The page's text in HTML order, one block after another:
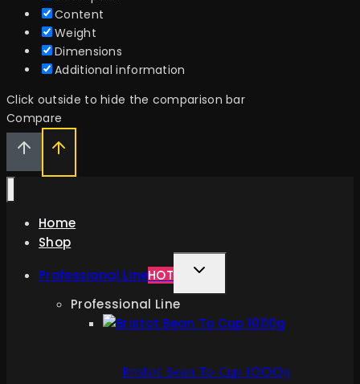
Content
Weight
Dimensions
Additional information
Click outside to hide the comparison bar
Compare
Home
Shop
Professional LineHOT
TOGGLE
CHILD
Professional Line
Bristot Bean To Cup 1000g